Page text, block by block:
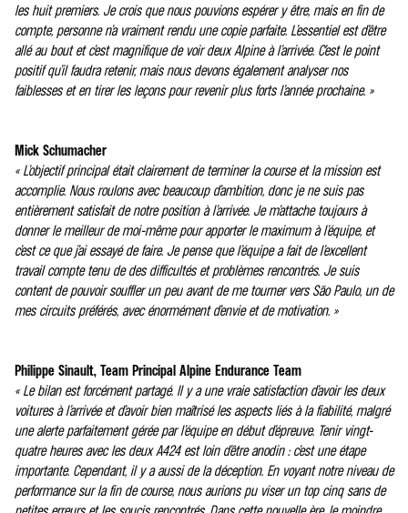
les huit premiers. Je crois que nous pouvions espérer y être, mais en fin de
compte, personne n’a vraiment rendu une copie parfaite. L’essentiel est d’être
allé au bout et c’est magnifique de voir deux Alpine à l’arrivée. C’est le point
positif qu’il faudra retenir, mais nous devons également analyser nos
faiblesses et en tirer les leçons pour revenir plus forts l’année prochaine. »
Mick Schumacher
« L’objectif principal était clairement de terminer la course et la mission est
accomplie. Nous roulons avec beaucoup d’ambition, donc je ne suis pas
entièrement satisfait de notre position à l’arrivée. Je m’attache toujours à
donner le meilleur de moi-même pour apporter le maximum à l’équipe, et
c’est ce que j’ai essayé de faire. Je pense que l’équipe a fait de l’excellent
travail compte tenu de des difficultés et problèmes rencontrés. Je suis
content de pouvoir souffler un peu avant de me tourner vers São Paulo, un de
mes circuits préférés, avec énormément d’envie et de motivation. »
Philippe Sinault, Team Principal Alpine Endurance Team
« Le bilan est forcément partagé. Il y a une vraie satisfaction d’avoir les deux
voitures à l’arrivée et d’avoir bien maîtrisé les aspects liés à la fiabilité, malgré
une alerte parfaitement gérée par l’équipe en début d’épreuve. Tenir vingt-
quatre heures avec les deux A424 est loin d’être anodin : c’est une étape
importante. Cependant, il y a aussi de la déception. En voyant notre niveau de
performance sur la fin de course, nous aurions pu viser un top cinq sans de